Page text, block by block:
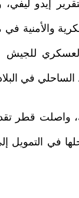
إيدو
والأمنية في
للجيش
في
واصلت قطر
في التمويل